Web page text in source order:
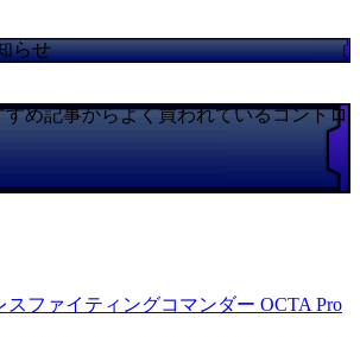
らせ
すめ記事からよく買われているコントロ
スファイティングコマンダー OCTA Pro